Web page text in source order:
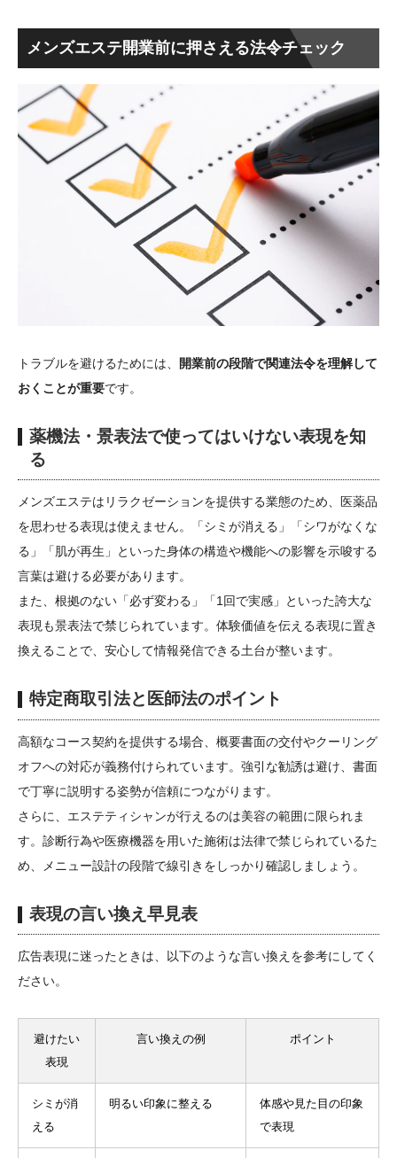
メンズエステ開業前に押さえる法令チェック
トラブルを避けるためには、 開業前の段階で関連法令を理解して
おくことが重要です。
薬機法・景表法で使ってはいけない表現を知
る
メンズエステはリラクゼーションを提供する業態のため、医薬品
を思わせる表現は使えません。「シミが消える」「シワがなくな
る」「肌が再生」といった身体の構造や機能への影響を示唆する
言葉は避ける必要があります。
また、根拠のない「必ず変わる」「1回で実感」といった誇大な
表現も景表法で禁じられています。体験価値を伝える表現に置き
換えることで、安心して情報発信できる土台が整います。
特定商取引法と医師法のポイント
高額なコース契約を提供する場合、概要書面の交付やクーリング
オフへの対応が義務付けられています。強引な勧誘は避け、書面
で丁寧に説明する姿勢が信頼につながります。
さらに、エステティシャンが行えるのは美容の範囲に限られま
す。診断行為や医療機器を用いた施術は法律で禁じられているた
め、メニュー設計の段階で線引きをしっかり確認しましょう。
表現の言い換え早見表
広告表現に迷ったときは、以下のような言い換えを参考にしてく
ださい。
避けたい
表現
言い換えの例 ポイント
シミが消
える
明るい印象に整える
体感や見た目の印象
で表現